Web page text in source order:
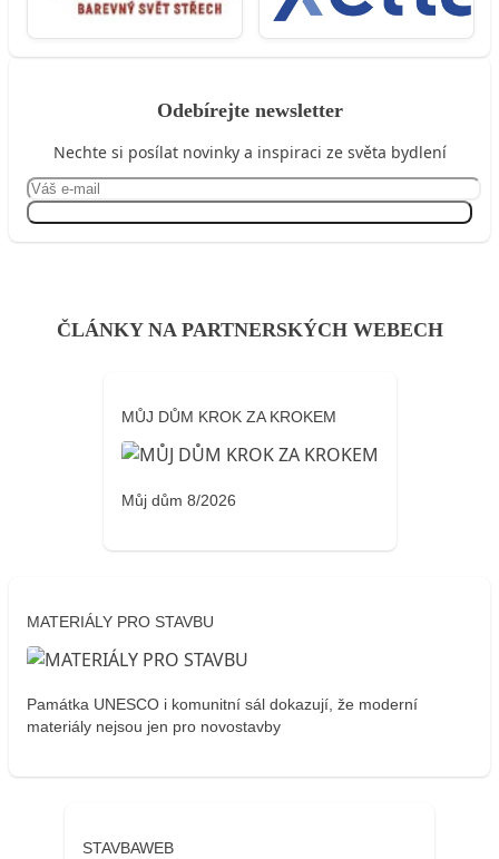
Odebírejte newsletter
Nechte si posílat novinky a inspiraci ze světa bydlení
ČLÁNKY NA PARTNERSKÝCH WEBECH
MŮJ DŮM KROK ZA KROKEM
Můj dům 8/2026
MATERIÁLY PRO STAVBU
Památka UNESCO i komunitní sál dokazují, že moderní
materiály nejsou jen pro novostavby
STAVBAWEB